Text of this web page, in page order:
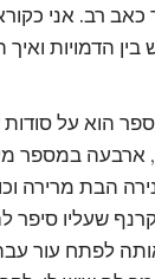
כאב רב. אני
הדמויות
הוא על
ארבעה במספר
הבת מרירה
שעליו סיפר
אותה לפתח עור